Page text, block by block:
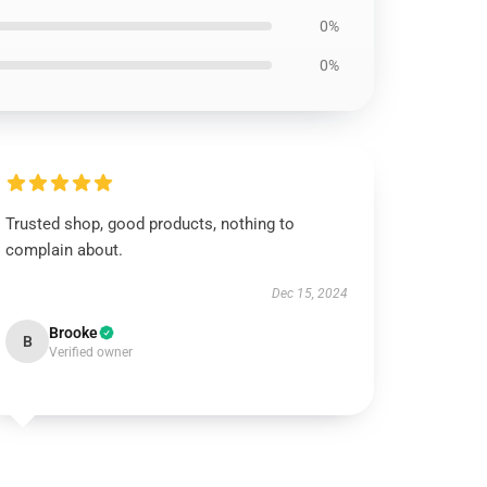
0%
0%
Trusted shop, good products, nothing to
complain about.
Dec 15, 2024
B Brooke
Verified owner